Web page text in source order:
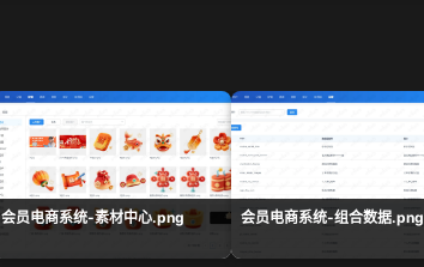
会员电商系统-素材中心.png 会员电商系统-组合数据.png